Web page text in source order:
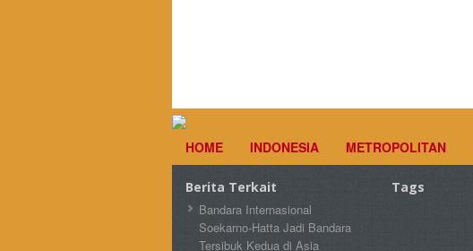
HOME INDONESIA METROPOLITAN
Berita Terkait
Bandara Internasional
Soekarno-Hatta Jadi Bandara
Tersibuk Kedua di Asia
Tags